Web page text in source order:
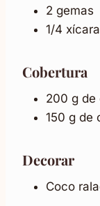
2 gemas
1/4
Cobertura
200 g de
150 g de
Decorar
Coco